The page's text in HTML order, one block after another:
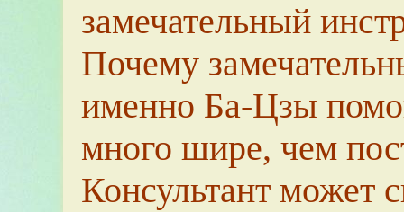
замечательный
Почему
именно Ба-Цзы
много шире, чем
Консультант может